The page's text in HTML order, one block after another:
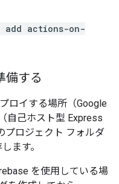
add actions-on-
備する
ロイする場所（Google
自己ホスト型 Express
プロジェクト フォルダ
ます。
を使用している場